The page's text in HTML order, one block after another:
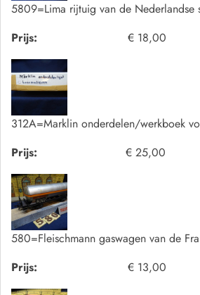
5809=Lima rijtuig van de Nederlandse
Prijs:
€ 18,00
312A=Marklin onderdelen/werkboek
Prijs:
€ 25,00
580=Fleischmann gaswagen van de
Prijs:
€ 13,00